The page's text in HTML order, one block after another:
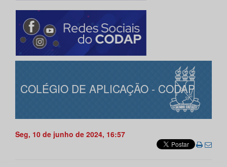
COLÉGIO DE APLICAÇÃO - CODAP
Seg, 10 de junho de 2024, 16:57